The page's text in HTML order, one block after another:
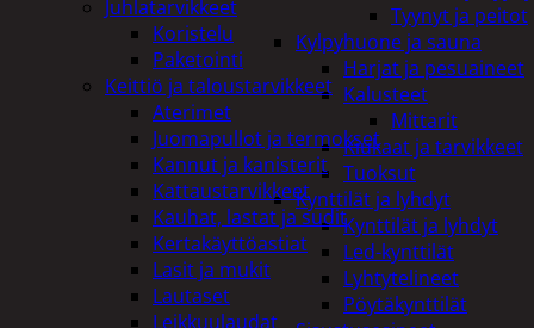
Tyynyt ja peitot
Kylpyhuone ja sauna
Harjat ja pesuaineet
Kalusteet
Mittarit
Kiukaat ja tarvikkeet
Tuoksut
Kynttilät ja lyhdyt
Kynttilät ja lyhdyt
Led-kynttilät
Lyhtytelineet
Pöytäkynttilät
Juhlatarvikkeet
Koristelu
Paketointi
Keittiö ja taloustarvikkeet
Aterimet
Juomapullot ja termokset
Kannut ja kanisterit
Kattaustarvikkeet
Kauhat, lastat ja sudit
Kertakäyttöastiat
Lasit ja mukit
Lautaset
Leikkuulaudat